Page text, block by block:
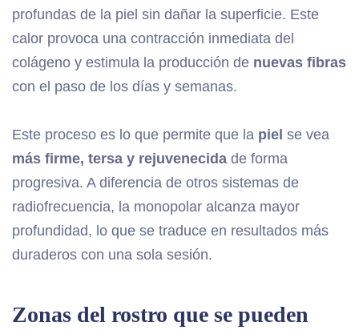
profundas de la piel sin dañar la superficie. Este
calor provoca una contracción inmediata del
colágeno y estimula la producción de nuevas fibras
con el paso de los días y semanas.
Este proceso es lo que permite que la piel se vea
más firme, tersa y rejuvenecida de forma
progresiva. A diferencia de otros sistemas de
radiofrecuencia, la monopolar alcanza mayor
profundidad, lo que se traduce en resultados más
duraderos con una sola sesión.
Zonas del rostro que se pueden